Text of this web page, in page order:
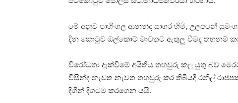
මේ අනුව පාහිංගල ආනන්ද සාගර හිමි, උලපනේ
දින කොටුව ඔල්කොට් මාවතට ඇතුලු වීමද තහනම්
විරෝධතා දැක්වීමේ අයිතිය තහවුරු කල යුතු බව
විසින්ද නැවත නැවත තහවුරු කර තිබියදී රනිල්
දිගින් දිගටම කරගෙන යයි.